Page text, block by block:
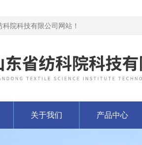
院科技有限公司网站！
关于我们 产品中心